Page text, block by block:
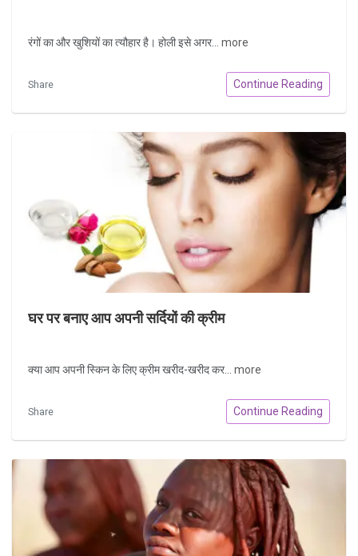
रंगों का और खुशियों का त्यौहार है। होली इसे अगर... more
Share Continue Reading
घर पर बनाए आप अपनी सर्दियों की क्रीम
क्या आप अपनी स्किन के लिए क्रीम खरीद-खरीद कर... more
Share Continue Reading